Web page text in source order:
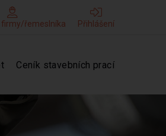
firmy/řemeslníka Přihlášení
Ceník stavebních prací